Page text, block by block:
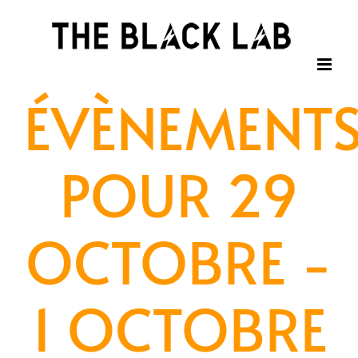
POUR 29
OCTOBRE -
1 OCTOBRE